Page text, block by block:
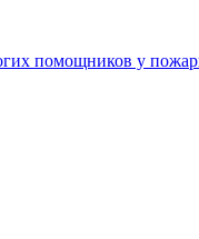
помощников у